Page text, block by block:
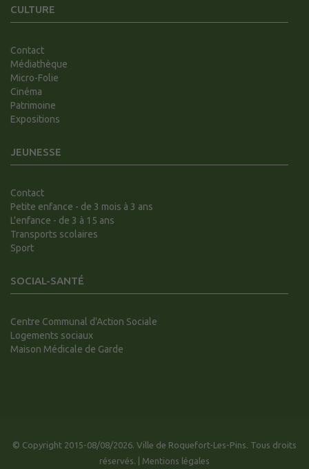
CULTURE
Contact
Médiathèque
Micro-Folie
Cinéma
Patrimoine
Expositions
JEUNESSE
Contact
Petite enfance - de 3 mois à 3 ans
L'enfance - de 3 à 15 ans
Transports scolaires
Sport
SOCIAL-SANTÉ
Centre Communal d'Action Sociale
Logements sociaux
Maison Médicale de Garde
© Copyright 2015-08/08/2026. Ville de Roquefort-Les-Pins. Tous droits
réservés. | Mentions légales